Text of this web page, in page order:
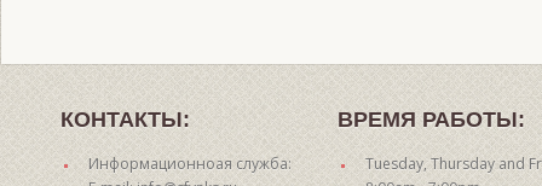
КОНТАКТЫ:
Информационноая служба:
ВРЕМЯ РАБОТЫ:
Tuesday, Thursday and